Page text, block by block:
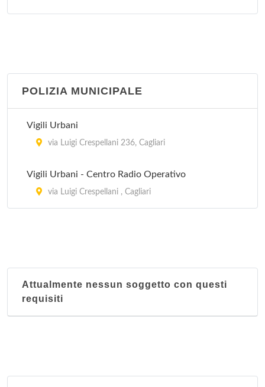
via Is Mirrionis 92, Cagliari
POLIZIA MUNICIPALE
Vigili Urbani
via Luigi Crespellani 236, Cagliari
Vigili Urbani - Centro Radio Operativo
via Luigi Crespellani , Cagliari
Attualmente nessun soggetto con questi
requisiti